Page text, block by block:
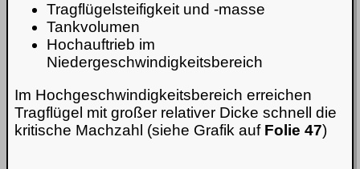
Tragflügelsteifigkeit und -masse
Tankvolumen
Hochauftrieb im
Niedergeschwindigkeitsbereich
Im Hochgeschwindigkeitsbereich erreichen
Tragflügel mit großer relativer Dicke schnell die
kritische Machzahl (siehe Grafik auf Folie 47)